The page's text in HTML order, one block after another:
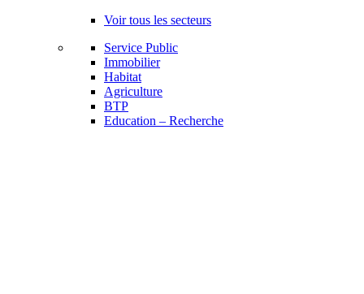
Voir tous les secteurs
Service Public
Immobilier
Habitat
Agriculture
BTP
Education – Recherche